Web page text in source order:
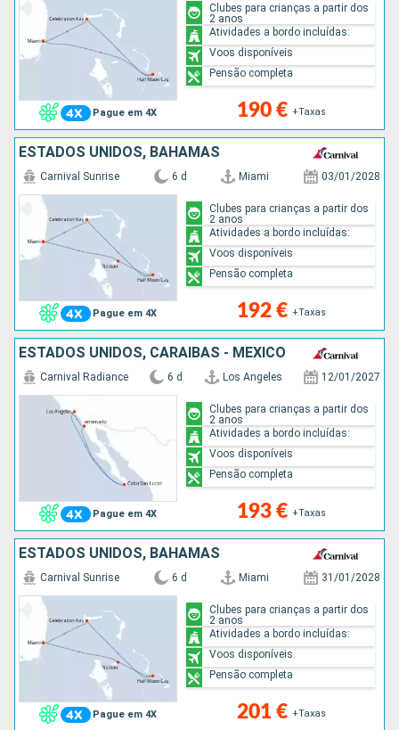
Pague em 4X 190 € +Taxas
Clubes para crianças a partir dos
2 anos
Atividades a bordo incluídas:
Voos disponíveis
Pensão completa
ESTADOS UNIDOS, BAHAMAS
Pague em 4X
Carnival Sunrise 6 d Miami 03/01/2028
192 € +Taxas
Clubes para crianças a partir dos
2 anos
Atividades a bordo incluídas:
Voos disponíveis
Pensão completa
ESTADOS UNIDOS, CARAIBAS - MEXICO
Pague em 4X
Carnival Radiance 6 d Los Angeles 12/01/2027
193 € +Taxas
Clubes para crianças a partir dos
2 anos
Atividades a bordo incluídas:
Voos disponíveis
Pensão completa
ESTADOS UNIDOS, BAHAMAS
Pague em 4X
Carnival Sunrise 6 d Miami 31/01/2028
201 € +Taxas
Clubes para crianças a partir dos
2 anos
Atividades a bordo incluídas:
Voos disponíveis
Pensão completa